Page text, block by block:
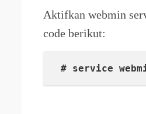
Aktifkan webmin
code berikut:
# service